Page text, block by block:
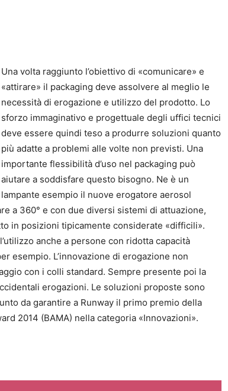
Una volta raggiunto l’obiettivo di «comunicare» e
«attirare» il packaging deve assolvere al meglio le
necessità di erogazione e utilizzo del prodotto. Lo
sforzo immaginativo e progettuale degli uffici tecnici
deve essere quindi teso a produrre soluzioni quanto
più adatte a problemi alle volte non previsti. Una
importante flessibilità d’uso nel packaging può
aiutare a soddisfare questo bisogno. Ne è un
lampante esempio il nuove erogatore aerosol
a 360° e con due diversi sistemi di attuazione,
in posizioni tipicamente considerate «difficili».
anche a persone con ridotta capacità
esempio. L’innovazione di erogazione non
con i colli standard. Sempre presente poi la
erogazioni. Le soluzioni proposte sono
da garantire a Runway il primo premio della
2014 (BAMA) nella categoria «Innovazioni».